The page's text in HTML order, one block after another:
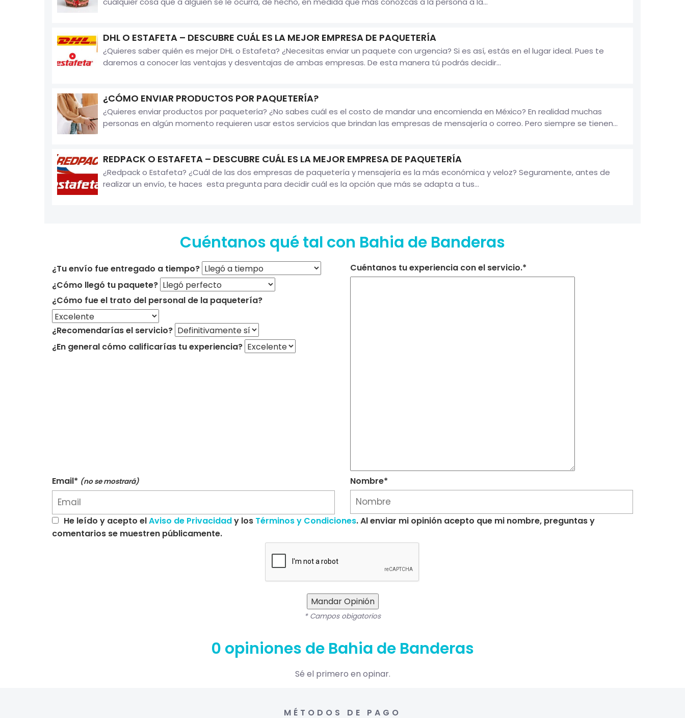
DHL O ESTAFETA – DESCUBRE CUÁL ES LA MEJOR EMPRESA DE PAQUETERÍA
¿Quieres saber quién es mejor DHL o Estafeta? ¿Necesitas enviar un paquete con urgencia? Si es así, estás en el lugar ideal. Pues te
daremos a conocer las ventajas y desventajas de ambas empresas. De esta manera tú podrás decidir...
¿CÓMO ENVIAR PRODUCTOS POR PAQUETERÍA?
¿Quieres enviar productos por paquetería? ¿No sabes cuál es el costo de mandar una encomienda en México? En realidad muchas
personas en algún momento requieren usar estos servicios que brindan las empresas de mensajería o correo. Pero siempre se tienen...
REDPACK O ESTAFETA – DESCUBRE CUÁL ES LA MEJOR EMPRESA DE PAQUETERÍA
¿Redpack o Estafeta? ¿Cuál de las dos empresas de paquetería y mensajería es la más económica y veloz? Seguramente, antes de
realizar un envío, te haces esta pregunta para decidir cuál es la opción que más se adapta a tus...
Cuéntanos qué tal con Bahia de Banderas
¿Tu envío fue entregado a tiempo?
¿Cómo llegó tu paquete?
¿Cómo fue el trato del personal de la paquetería?
¿Recomendarías el servicio?
¿En general cómo calificarías tu experiencia?
Cuéntanos tu experiencia con el servicio.*
Email* (no se mostrará) Nombre*
He leído y acepto elAviso de Privacidady los Términos y Condiciones. Al enviar mi opinión acepto que mi nombre, preguntas y
comentarios se muestren públicamente.
Mandar Opinión
* Campos obigatorios
0 opiniones de Bahia de Banderas
Sé el primero en opinar.
MÉTODOS DE PAGO